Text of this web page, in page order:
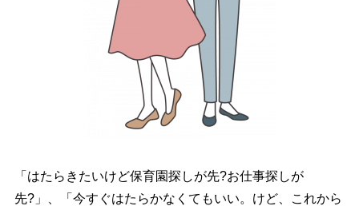
「はたらきたいけど保育園探しが先?お仕事探しが
先?」、「今すぐはたらかなくてもいい。けど、これから